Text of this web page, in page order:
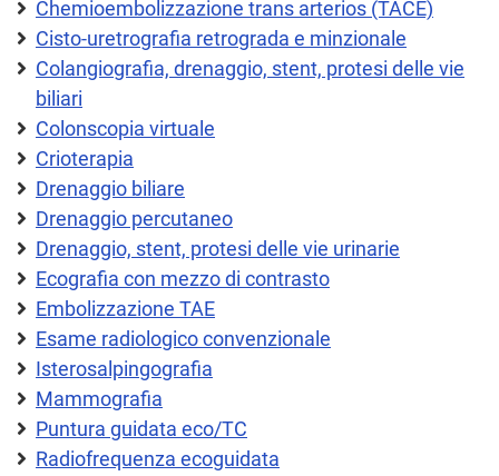
Chemioembolizzazione trans arterios (TACE)
Cisto-uretrografia retrograda e minzionale
Colangiografia, drenaggio, stent, protesi delle vie
biliari
Colonscopia virtuale
Crioterapia
Drenaggio biliare
Drenaggio percutaneo
Drenaggio, stent, protesi delle vie urinarie
Ecografia con mezzo di contrasto
Embolizzazione TAE
Esame radiologico convenzionale
Isterosalpingografia
Mammografia
Puntura guidata eco/TC
Radiofrequenza ecoguidata